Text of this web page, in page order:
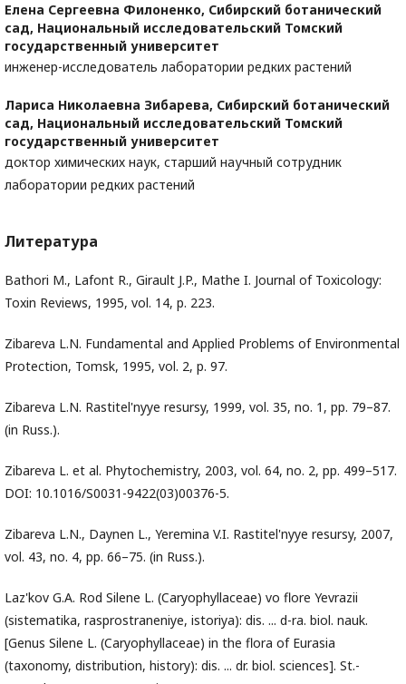
Елена Сергеевна Филоненко, Сибирский ботанический
сад, Национальный исследовательский Томский
государственный университет
инженер-исследователь лаборатории редких растений
Лариса Николаевна Зибарева, Сибирский ботанический
сад, Национальный исследовательский Томский
государственный университет
доктор химических наук, старший научный сотрудник
лаборатории редких растений
Литература
Bathori M., Lafont R., Girault J.P., Mathe I. Journal of Toxicology:
Toxin Reviews, 1995, vol. 14, p. 223.
Zibareva L.N. Fundamental and Applied Problems of Environmental
Protection, Tomsk, 1995, vol. 2, p. 97.
Zibareva L.N. Rastitel'nyye resursy, 1999, vol. 35, no. 1, pp. 79–87.
(in Russ.).
Zibareva L. et al. Phytochemistry, 2003, vol. 64, no. 2, pp. 499–517.
DOI: 10.1016/S0031-9422(03)00376-5.
Zibareva L.N., Daynen L., Yeremina V.I. Rastitel'nyye resursy, 2007,
vol. 43, no. 4, pp. 66–75. (in Russ.).
Laz'kov G.A. Rod Silene L. (Caryophyllaceae) vo flore Yevrazii
(sistematika, rasprostraneniye, istoriya): dis. ... d-ra. biol. nauk.
[Genus Silene L. (Caryophyllaceae) in the flora of Eurasia
(taxonomy, distribution, history): dis. ... dr. biol. sciences]. St.-